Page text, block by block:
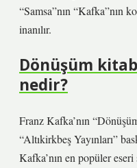
“Samsa”nın “Kafka”nın
inanılır.
Dönüşüm
nedir?
Franz Kafka’nın
“Altıkirkbeş Yayınları”
Kafka’nın en popüler